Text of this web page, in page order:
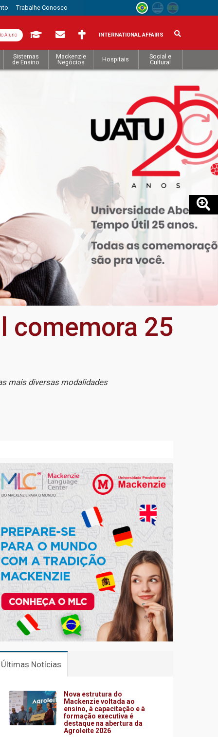
Trabalhe Conosco
Aluno INTERNATIONAL AFFAIRS
Sistemas
de Ensino
Mackenzie
Negócios
Hospitais
Social e
Cultural
comemora 25
mais diversas modalidades
Últimas Notícias
Nova estrutura do
Mackenzie voltada ao
ensino, à capacitação e à
formação executiva é
destaque na abertura da
Agroleite 2026